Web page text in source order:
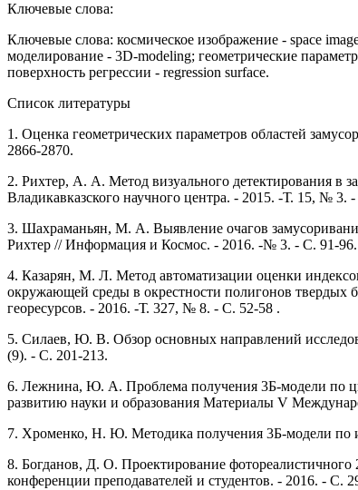
Ключевые слова:
Ключевые слова: космическое изображение - space
моделирование - 3D-modeling; геометрические
поверхность регрессии - regression surface.
Список литературы
1. Оценка геометрических параметров областей
2866-2870.
2. Рихтер, А. А. Метод визуального детектирования в
Владикавказского научного центра. - 2015. -Т. 15, № 3.
3. Шахраманьян, М. А. Выявление очагов
Рихтер // Информация и Космос. - 2016. -№ 3. - С. 91-96.
4. Казарян, М. Л. Метод автоматизации оценки
окружающей среды в окрестности полигонов
георесурсов. - 2016. -Т. 327, № 8. - С. 52-58 .
5. Силаев, Ю. В. Обзор основных направлений
(9). - С. 201-213.
6. Лежнина, Ю. А. Проблема получения 3Б-модели по
развитию науки и образования Материалы V
7. Хроменко, Н. Ю. Методика получения 3Б-модели по
8. Богданов, Д. О. Проектирование
конференции преподавателей и студентов. - 2016. - C.